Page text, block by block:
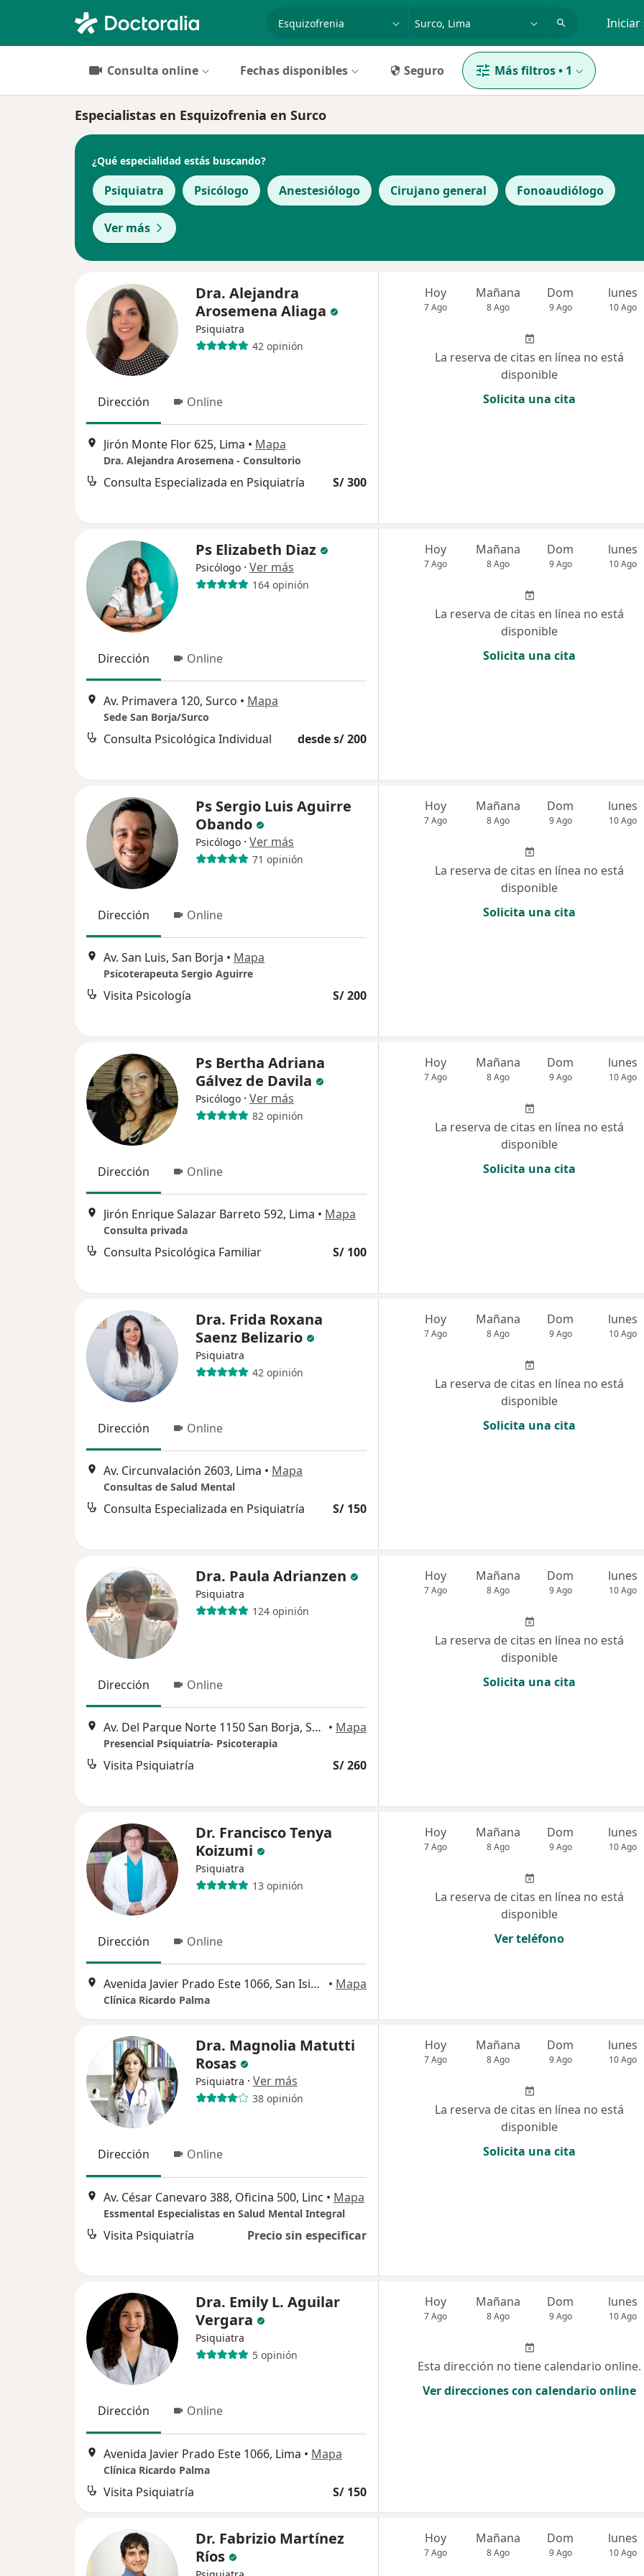
Iniciar
Consulta online Fechas disponibles Seguro Más filtros• 1
Especialistas en Esquizofrenia en Surco
¿Qué especialidad estás buscando?
Psiquiatra Psicólogo Anestesiólogo Cirujano general Fonoaudiólogo
Ver más
Dra. Alejandra
Arosemena Aliaga
Psiquiatra
42 opinión
Dirección Online
Jirón Monte Flor 625, Lima • Mapa
Dra. Alejandra Arosemena - Consultorio
Consulta Especializada en Psiquiatría S/ 300
Hoy
7 Ago
Mañana
8 Ago
Dom
9 Ago
lunes
10 Ago
La reserva de citas en línea no está
disponible
Solicita una cita
Ps Elizabeth Diaz
Psicólogo · Ver más
164 opinión
Dirección Online
Av. Primavera 120, Surco • Mapa
Sede San Borja/Surco
Consulta Psicológica Individual desde s/ 200
Hoy
7 Ago
Mañana
8 Ago
Dom
9 Ago
lunes
10 Ago
La reserva de citas en línea no está
disponible
Solicita una cita
Ps Sergio Luis Aguirre
Obando
Psicólogo · Ver más
71 opinión
Dirección Online
Av. San Luis, San Borja • Mapa
Psicoterapeuta Sergio Aguirre
Visita Psicología S/ 200
Hoy
7 Ago
Mañana
8 Ago
Dom
9 Ago
lunes
10 Ago
La reserva de citas en línea no está
disponible
Solicita una cita
Ps Bertha Adriana
Gálvez de Davila
Psicólogo · Ver más
82 opinión
Dirección Online
Jirón Enrique Salazar Barreto 592, Lima • Mapa
Consulta privada
Consulta Psicológica Familiar S/ 100
Hoy
7 Ago
Mañana
8 Ago
Dom
9 Ago
lunes
10 Ago
La reserva de citas en línea no está
disponible
Solicita una cita
Dra. Frida Roxana
Saenz Belizario
Psiquiatra
42 opinión
Dirección Online
Av. Circunvalación 2603, Lima • Mapa
Consultas de Salud Mental
Consulta Especializada en Psiquiatría S/ 150
Hoy
7 Ago
Mañana
8 Ago
Dom
9 Ago
lunes
10 Ago
La reserva de citas en línea no está
disponible
Solicita una cita
Dra. Paula Adrianzen
Psiquiatra
124 opinión
Dirección Online
Av. Del Parque Norte 1150 San Borja, San Borja • Mapa
Presencial Psiquiatría- Psicoterapia
Visita Psiquiatría S/ 260
Hoy
7 Ago
Mañana
8 Ago
Dom
9 Ago
lunes
10 Ago
La reserva de citas en línea no está
disponible
Solicita una cita
Dr. Francisco Tenya
Koizumi
Psiquiatra
13 opinión
Dirección Online
Avenida Javier Prado Este 1066, San Isidro • Mapa
Clínica Ricardo Palma
Hoy
7 Ago
Mañana
8 Ago
Dom
9 Ago
lunes
10 Ago
La reserva de citas en línea no está
disponible
Ver teléfono
Dra. Magnolia Matutti
Rosas
Psiquiatra · Ver más
38 opinión
Dirección Online
Av. César Canevaro 388, Oficina 500, Linc • Mapa
Essmental Especialistas en Salud Mental Integral
Visita Psiquiatría Precio sin especificar
Hoy
7 Ago
Mañana
8 Ago
Dom
9 Ago
lunes
10 Ago
La reserva de citas en línea no está
disponible
Solicita una cita
Dra. Emily L. Aguilar
Vergara
Psiquiatra
5 opinión
Dirección Online
Avenida Javier Prado Este 1066, Lima • Mapa
Clínica Ricardo Palma
Visita Psiquiatría S/ 150
Hoy
7 Ago
Mañana
8 Ago
Dom
9 Ago
lunes
10 Ago
Esta dirección no tiene calendario online.
Ver direcciones con calendario online
Dr. Fabrizio Martínez
Ríos
Hoy
7 Ago
Mañana
8 Ago
Dom
9 Ago
lunes
10 Ago